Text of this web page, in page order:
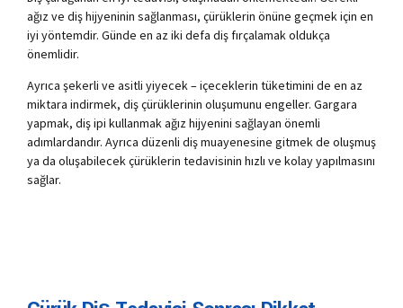
ağız ve diş hijyeninin sağlanması, çürüklerin önüne geçmek için en
iyi yöntemdir. Günde en az iki defa diş fırçalamak oldukça
önemlidir.
Ayrıca şekerli ve asitli yiyecek – içeceklerin tüketimini de en az
miktara indirmek, diş çürüklerinin oluşumunu engeller. Gargara
yapmak, diş ipi kullanmak ağız hijyenini sağlayan önemli
adımlardandır. Ayrıca düzenli diş muayenesine gitmek de oluşmuş
ya da oluşabilecek çürüklerin tedavisinin hızlı ve kolay yapılmasını
sağlar.